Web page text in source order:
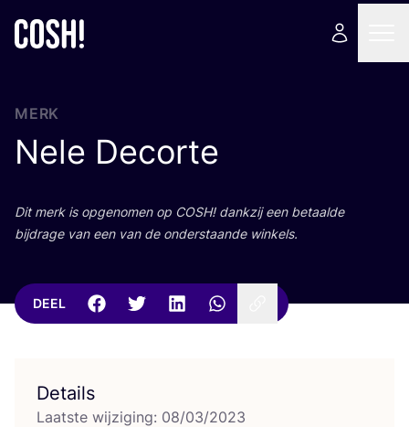
MERK
Nele Decorte
Dit merk is opge­no­men op COSH! dank­zij een betaal­de
bij­dra­ge van een van de onder­staan­de winkels.
DEEL
Details
Laatste wijziging: 08/03/2023